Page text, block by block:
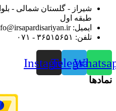
شیراز - گلستان شمالی -
طبقه اول
ایمیل: info@irsapardisariyan.ir
تلفن: ۳۶۵۱۵۶۵۱ - ۰۷۱
Telegram
Instagram
نمادها